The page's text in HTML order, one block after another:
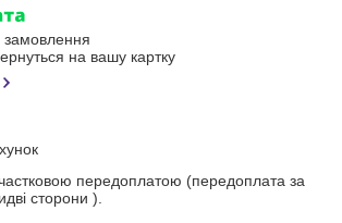
замовлення
на вашу картку
передоплатою (передоплата за
сторони ).